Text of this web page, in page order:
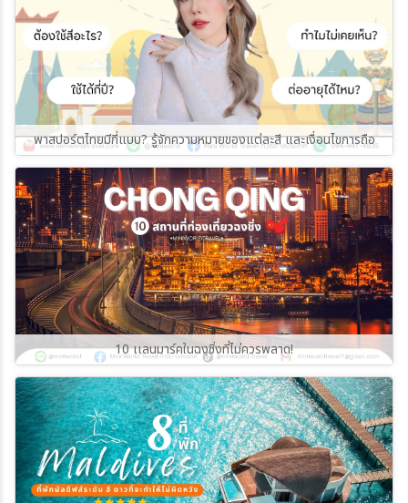
พาสปอร์ตไทยมีกี่แบบ? รู้จักความหมายของแต่ละสี และเงื่อนไขการถือ
10 เเลนมาร์คในฉงชิ่งที่ไม่ควรพลาด!